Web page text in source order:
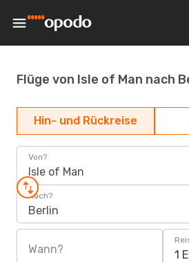
Flüge von Isle of Man nach
Hin- und Rückreise
Von?
Isle of Man
Nach?
Berlin
Wann? 1